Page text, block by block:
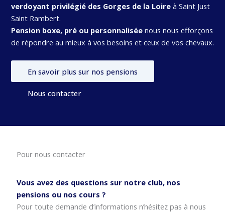
verdoyant privilégié des Gorges de la Loireà Saint Just
Saint Rambert.
Pension boxe, pré ou personnaliséenous nous efforçons
de répondre au mieux à vos besoins et ceux de vos chevaux.
En savoir plus sur nos pensions
Nous contacter
Pour nous contacter
Vous avez des questions sur notre club, nos
pensions ou nos cours ?
Pour toute demande d’informations n’hésitez pas à nous